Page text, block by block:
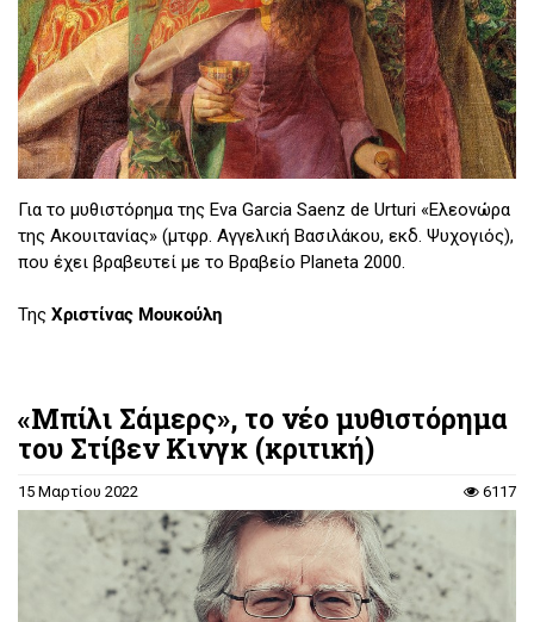
Για το μυθιστόρημα της Eva Garcia Saenz de Urturi «Ελεονώρα
της Ακουιτανίας» (μτφρ. Αγγελική Βασιλάκου, εκδ. Ψυχογιός),
που έχει βραβευτεί με το Βραβείο Planeta 2000.
Της Χριστίνας Μουκούλη
«Μπίλι Σάμερς», το νέο μυθιστόρημα
του Στίβεν Κινγκ (κριτική)
15 Μαρτίου 2022 6117